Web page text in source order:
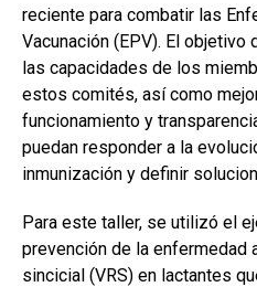
reciente para combatir las
Vacunación (EPV). El
las capacidades de los
estos comités, así como
funcionamiento y
puedan responder a la
inmunización y definir
Para este taller, se utilizó el
prevención de la enfermedad
sincicial (VRS) en lactantes